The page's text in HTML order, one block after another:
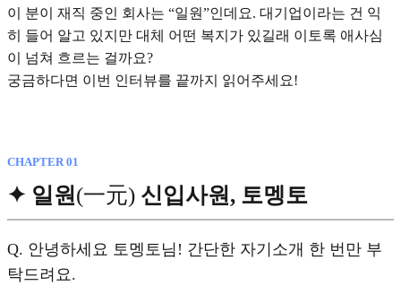
이 분이 재직 중인 회사는 “일원”인데요. 대기업이라는 건 익
히 들어 알고 있지만 대체 어떤 복지가 있길래 이토록 애사심
이 넘쳐 흐르는 걸까요?
궁금하다면 이번 인터뷰를 끝까지 읽어주세요!
CHAPTER 01
✦ 일원 (一元) 신입사원, 토멩토
Q. 안녕하세요 토멩토님! 간단한 자기소개 한 번만 부
탁드려요.